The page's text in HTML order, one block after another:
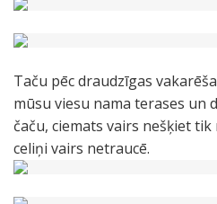
Taču pēc draudzīgas
mūsu viesu nama terases un
čaču, ciemats vairs nešķiet
celiņi vairs netraucē.